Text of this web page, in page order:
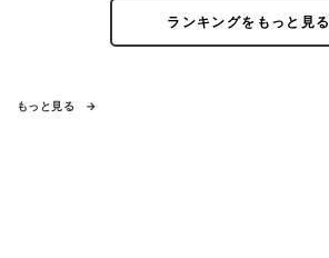
ランキングをもっと見る
もっと見る